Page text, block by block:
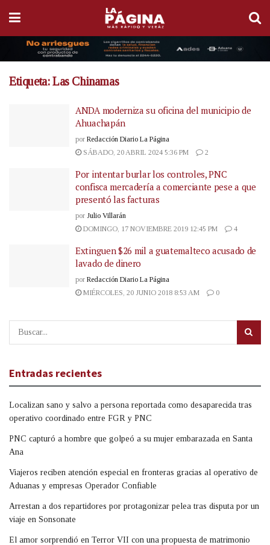
Etiqueta:Las Chinamas
ANDA moderniza su oficina del municipio de
Ahuachapán
por Redacción Diario La Página
SÁBADO, 20 ABRIL 2024 5:36 PM
2
Por intentar burlar los controles, PNC
confisca mercadería a comerciante pese a que
presentó las facturas
por Julio Villarán
DOMINGO, 17 NOVIEMBRE 2019 12:45 PM
4
Extinguen $26 mil a guatemalteco acusado de
lavado de dinero
por Redacción Diario La Página
MIÉRCOLES, 20 JUNIO 2018 8:53 AM
0
Entradas recientes
Localizan sano y salvo a persona reportada como desaparecida tras
operativo coordinado entre FGR y PNC
PNC capturó a hombre que golpeó a su mujer embarazada en Santa
Ana
Viajeros reciben atención especial en fronteras gracias al operativo de
Aduanas y empresas Operador Confiable
Arrestan a dos repartidores por protagonizar pelea tras disputa por un
viaje en Sonsonate
El amor sorprendió en Terror VII con una propuesta de matrimonio